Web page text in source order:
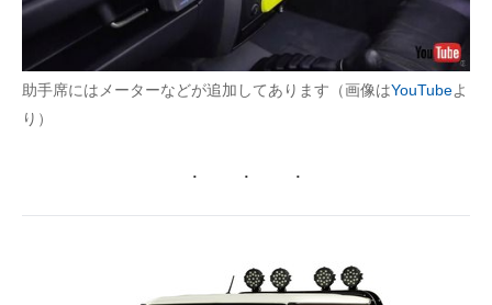
助手席にはメーターなどが追加してあります（画像はYouTubeよ
り）